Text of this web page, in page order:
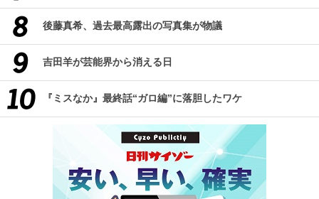
後藤真希、過去最高露出の写真集が物議
吉田羊が芸能界から消える日
『ミスなか』最終話“ガロ編”に落胆したワケ